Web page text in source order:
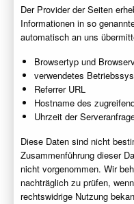
Der Provider der Seiten
Informationen in so
automatisch an uns
Browsertyp und
verwendetes
Referrer URL
Hostname des
Uhrzeit der
Diese Daten sind nicht
Zusammenführung dieser
nicht vorgenommen. Wir
nachträglich zu prüfen,
rechtswidrige Nutzung